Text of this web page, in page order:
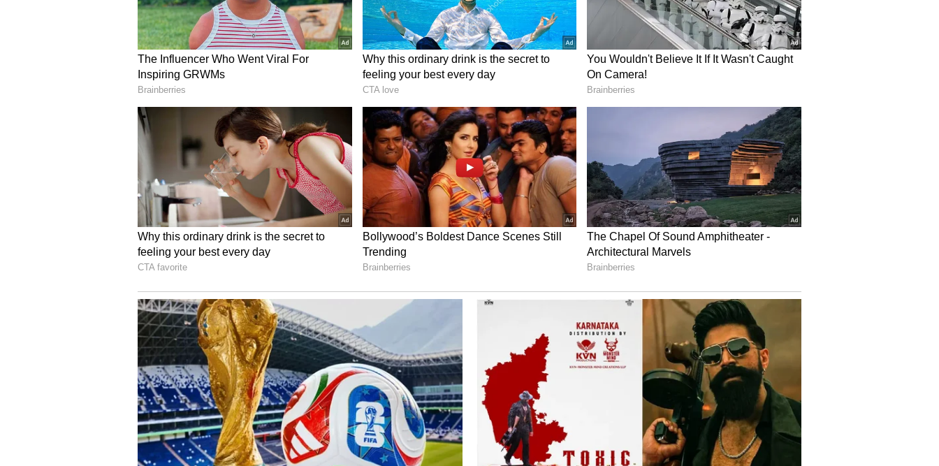
ಹೈಕೋರ್ಟ್ ನೀಡಿದ ತೀರ್ಪಿನ ಸಾರಾಂಶ
ತಮ್ಮ ವಿರುದ್ಧ ದಾಖಲಾದ ರಾಜಕೀಯ ಪ್ರೇರಿತ ಎಫ್‌ಐಆರ್ ರದ್ದುಗೊಳಿಸುವಂತೆ ಕೋರಿ ಪ್ರಮೋದ್ ಮಧ್ವರಾಜ್
ಹೈಕೋರ್ಟ್ ಮೆಟ್ಟಿಲೇರಿದ್ದರು. ಅರ್ಜಿಯ ವಿಚಾರಣೆ ನಡೆಸಿದ ನ್ಯಾಯಮೂರ್ತಿ ಎಂ. ನಾಗಪ್ರಸನ್ನ ಅವರ ಪೀಠವು,
ಅರ್ಜಿದಾರರು ಸಾರ್ವಜನಿಕ ಸಭೆಯಲ್ಲಿ ನೀಡಿರುವ ಹೇಳಿಕೆಗಳನ್ನು ಸೂಕ್ಷ್ಮವಾಗಿ ಗಮನಿಸಿದರೆ ಅದರಲ್ಲಿ ಗಲಭೆ
ಸೃಷ್ಟಿಸಲು ಸಾರ್ವಜನಿಕರನ್ನು ಪ್ರಚೋದಿಸಿದ ಅಥವಾ ಅಕ್ರಮ ಕೂಟವನ್ನು ಮುನ್ನಡೆಸಿದ ಯಾವುದೇ ಕ್ರಿಮಿನಲ್
ಅಂಶಗಳು ಮೇಲ್ನೋಟಕ್ಕೆ ಕಂಡುಬರುತ್ತಿಲ್ಲ ಎಂದು ಅಭಿಪ್ರಾಯಪಟ್ಟಿದೆ. ಈ ಹಿನ್ನೆಲೆಯಲ್ಲಿ ಹೈಕೋರ್ಟ್ ಮಾಜಿ
ಸಚಿವರ ವಿರುದ್ಧದ ಎಫ್‌ಐಆರ್ ಮತ್ತು ಕೆಳ ನ್ಯಾಯಾಲಯದಲ್ಲಿದ್ದ ವಿಚಾರಣಾ ಪ್ರಕ್ರಿಯೆಯನ್ನು ರದ್ದುಗೊಳಿಸಿ
ಅರ್ಜಿಯನ್ನು ಪುರಸ್ಕರಿಸಿದೆ.